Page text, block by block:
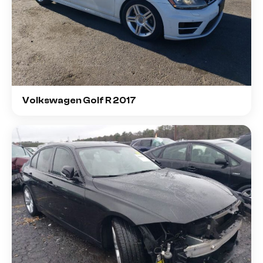
Volkswagen Golf R 2017